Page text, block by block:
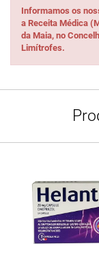
Informamos os
a Receita Médica
da Maia, no
Limítrofes.